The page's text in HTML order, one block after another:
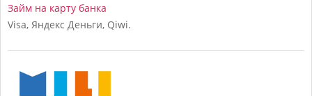
Займ на карту банка
Visa, Яндекс Деньги, Qiwi.